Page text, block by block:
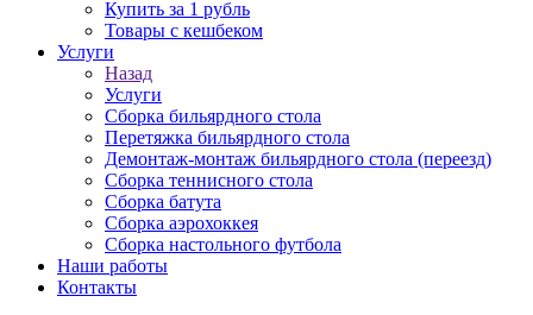
Купить за 1 рубль
Товары с кешбеком
Услуги
Назад
Услуги
Сборка бильярдного стола
Перетяжка бильярдного стола
Демонтаж-монтаж бильярдного стола (переезд)
Сборка теннисного стола
Сборка батута
Сборка аэрохоккея
Сборка настольного футбола
Наши работы
Контакты